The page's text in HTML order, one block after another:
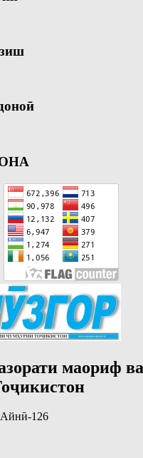
маориф
126